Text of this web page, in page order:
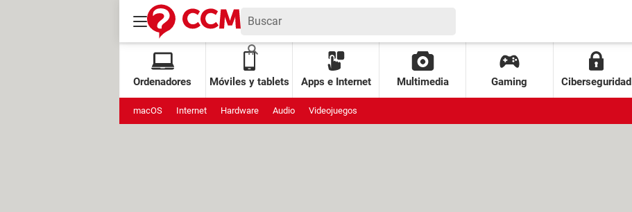
Ordenadores Móviles y tablets Apps e Internet Multimedia Gaming Ciberseguridad
macOS Internet Hardware Audio Videojuegos